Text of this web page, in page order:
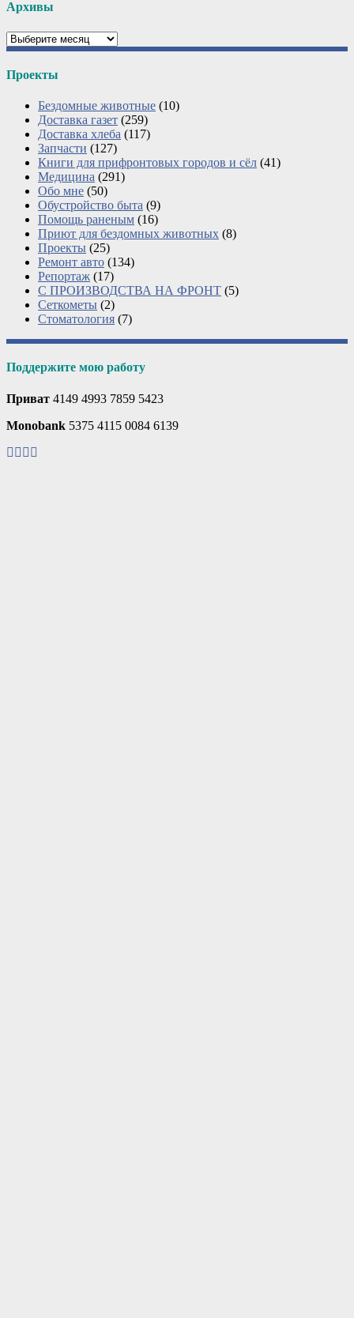
Архивы
Архивы
Проекты
Бездомные животные (10)
Доставка газет (259)
Доставка хлеба (117)
Запчасти (127)
Книги для прифронтовых городов и сёл (41)
Медицина (291)
Обо мне (50)
Обустройство быта (9)
Помощь раненым (16)
Приют для бездомных животных (8)
Проекты (25)
Ремонт авто (134)
Репортаж (17)
С ПРОИЗВОДСТВА НА ФРОНТ (5)
Сеткометы (2)
Стоматология (7)
Поддержите мою работу
Приват 4149 4993 7859 5423
Monobank 5375 4115 0084 6139